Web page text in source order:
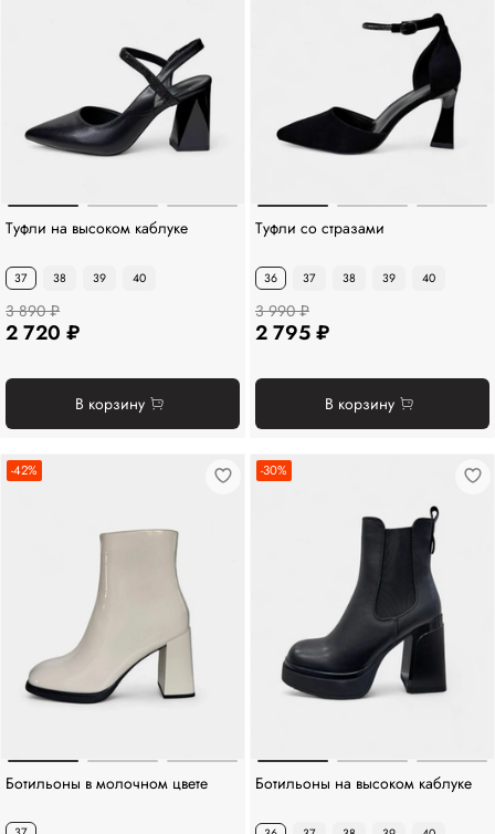
Туфли на высоком каблуке
37 38 39 40
3 890 ₽
2 720 ₽
В корзину
Туфли со стразами
36 37 38 39 40
3 990 ₽
2 795 ₽
В корзину
-42%
Ботильоны в молочном цвете
-30%
Ботильоны на высоком каблуке